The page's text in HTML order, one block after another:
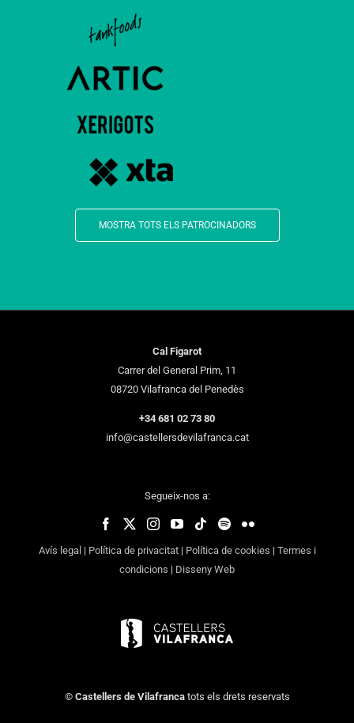
MOSTRA TOTS ELS PATROCINADORS
Cal Figarot
Carrer del General Prim, 11
08720 Vilafranca del Penedès
+34 681 02 73 80
info@castellersdevilafranca.cat
Segueix-nos a:
Avís legal| Política de privacitat| Política de cookies | Termes i
condicions | Disseny Web
© Castellers de Vilafrancatots els drets reservats